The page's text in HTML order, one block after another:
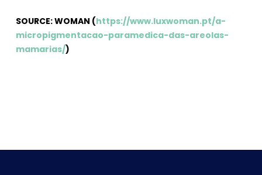
SOURCE: WOMAN (https://www.luxwoman.pt/a-
micropigmentacao-paramedica-das-areolas-
mamarias/)